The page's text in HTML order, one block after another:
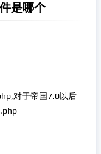
是哪个
对于帝国7.0以后